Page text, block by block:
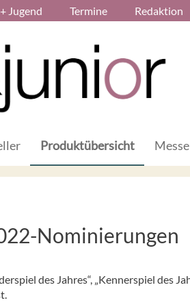
Jugend Termine Redaktion
Produktübersicht
Nominierungen
des Jahres“, „Kennerspiel des